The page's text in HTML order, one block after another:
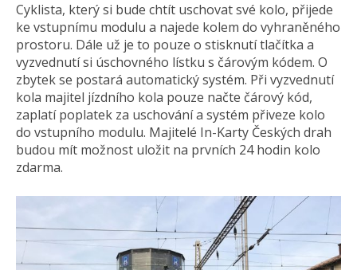
Cyklista, který si bude chtít uschovat své kolo, přijede
ke vstupnímu modulu a najede kolem do vyhraněného
prostoru. Dále už je to pouze o stisknutí tlačítka a
vyzvednutí si úschovného lístku s čárovým kódem. O
zbytek se postará automatický systém. Při vyzvednutí
kola majitel jízdního kola pouze načte čárový kód,
zaplatí poplatek za uschování a systém přiveze kolo
do vstupního modulu. Majitelé In-Karty Českých drah
budou mít možnost uložit na prvních 24 hodin kolo
zdarma.